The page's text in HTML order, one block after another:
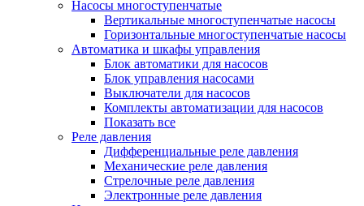
Насосы многоступенчатые
Вертикальные многоступенчатые насосы
Горизонтальные многоступенчатые насосы
Автоматика и шкафы управления
Блок автоматики для насосов
Блок управления насосами
Выключатели для насосов
Комплекты автоматизации для насосов
Показать все
Реле давления
Дифференциальные реле давления
Механические реле давления
Стрелочные реле давления
Электронные реле давления